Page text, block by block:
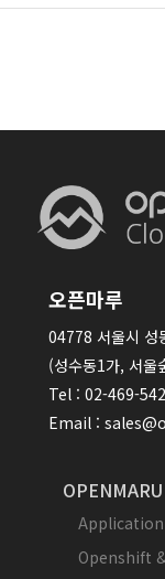
오픈마루
04778 서울시 성
(성수동1가, 서울
Tel : 02-469-
Email :
Application
Openshift